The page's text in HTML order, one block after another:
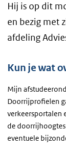
Hij is op dit
en bezig met
afdeling
Kun je wat
Mijn
Doorrijprofielen
verkeersportalen
de
eventuele